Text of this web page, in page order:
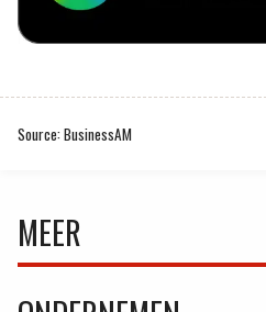
Source: BusinessAM
MEER